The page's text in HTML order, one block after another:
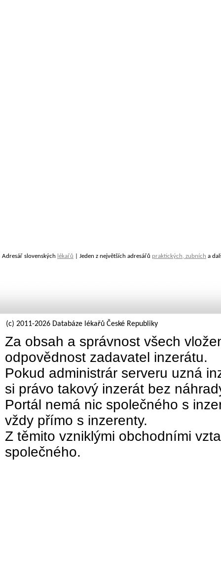
Adresář slovenských lékařů | Jeden z největších adresářů praktických, zubních a
(c) 2011-2026 Databáze lékařů České Republiky
Za obsah a správnost všech
odpovědnost zadavatel inzerátu.
Pokud administrár serveru uzná
si právo takový inzerát bez
Portál nemá nic společného s
vždy přímo s inzerenty.
Z těmito vzniklými obchodními
společného.